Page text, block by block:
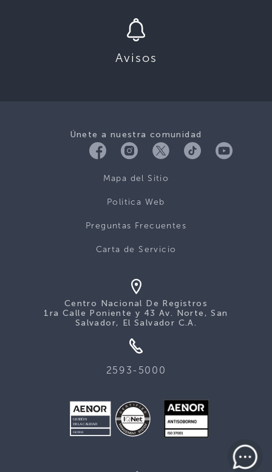
Avisos
Únete a nuestra comunidad
Mapa del Sitio
Politica Web
Preguntas Frecuentes
Carta de Servicio
Centro Nacional De Registros
1ra Calle Poniente y 43 Av. Norte, San
Salvador, El Salvador C.A.
2593-5000